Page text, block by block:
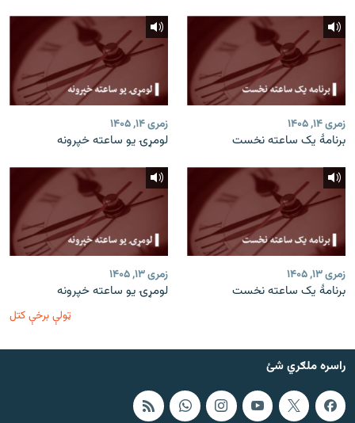
زمری ۱۴, ۱۴۰۵
برنامۀ یک ساعته نخست
زمری ۱۴, ۱۴۰۵
لومړۍ یو ساعته خپرونه
زمری ۱۳, ۱۴۰۵
برنامۀ یک ساعته نخست
زمری ۱۳, ۱۴۰۵
لومړۍ یو ساعته خپرونه
ټولې برخې کتل
راسره ملګري شئ